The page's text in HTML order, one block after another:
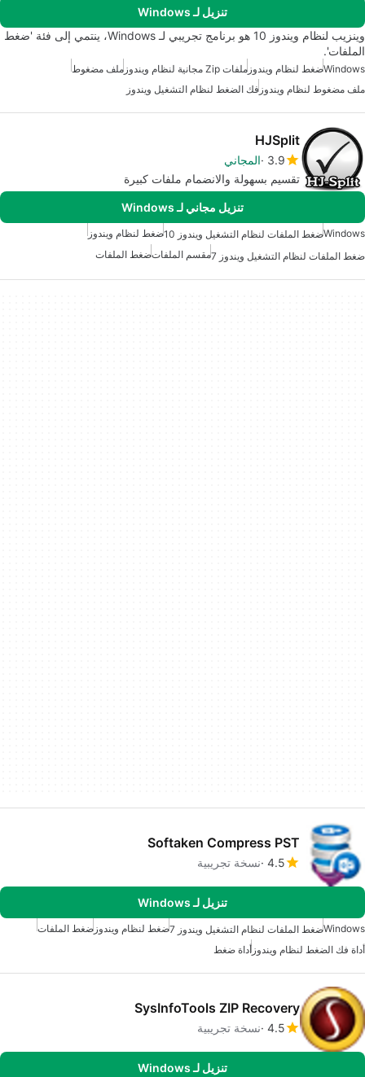
تنزيل لـ Windows
وينزيب لنظام ويندوز 10 هو برنامج تجريبي لـ Windows، ينتمي إلى فئة 'ضغط
الملفات'.
Windowsضغط لنظام ويندوز ملفات Zip مجانية لنظام ويندوز
ملف مضغوط
ملف مضغوط لنظام ويندوز فك الضغط لنظام التشغيل ويندوز
HJSplit
3.9 المجاني
تقسيم بسهولة والانضمام ملفات كبيرة
تنزيل مجاني لـ Windows
Windowsضغط الملفات لنظام التشغيل ويندوز 10
ضغط لنظام ويندوز
ضغط الملفات لنظام التشغيل ويندوز 7
مقسم الملفاتضغط الملفات
Softaken Compress PST
4.5 نسخة تجريبية
تنزيل لـ Windows
Windowsضغط الملفات لنظام التشغيل ويندوز 7 ضغط لنظام ويندوز ضغط الملفات
أداة فك الضغط لنظام ويندوز أداة ضغط
SysInfoTools ZIP Recovery
4.5 نسخة تجريبية
تنزيل لـ Windows